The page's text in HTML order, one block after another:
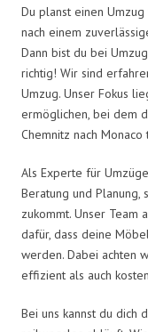
Du planst einen
nach einem
Dann bist du bei
richtig! Wir sind
Umzug. Unser Fokus
ermöglichen, bei dem
Chemnitz nach
Als Experte für
Beratung und Planung,
zukommt. Unser
dafür, dass deine
werden. Dabei achten
effizient als auch
Bei uns kannst du dich